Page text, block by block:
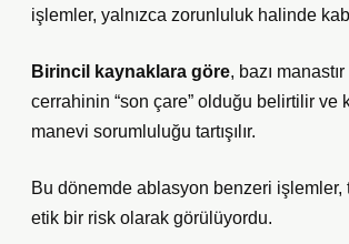
işlemler, yalnızca zorunluluk halinde
Birincil kaynaklara göre, bazı
cerrahinin “son çare” olduğu belirtilir ve
manevi sorumluluğu tartışılır.
Bu dönemde ablasyon benzeri işlemler,
etik bir risk olarak görülüyordu.